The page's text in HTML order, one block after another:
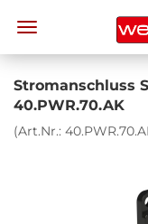
Strom­an­schluss
40.PWR.70.AK
(Art.Nr.: